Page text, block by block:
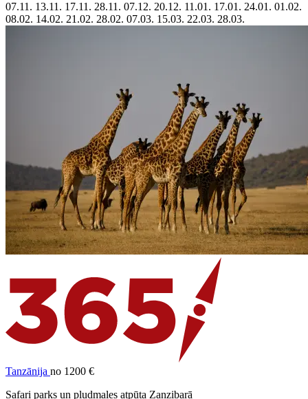
07.11. 13.11. 17.11. 28.11. 07.12. 20.12. 11.01. 17.01. 24.01. 01.02.
08.02. 14.02. 21.02. 28.02. 07.03. 15.03. 22.03. 28.03.
Tanzānija no 1200 €
Safari parks un pludmales atpūta Zanzibarā